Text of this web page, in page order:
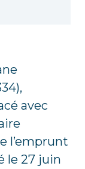
avec
l’emprunt
le 27 juin